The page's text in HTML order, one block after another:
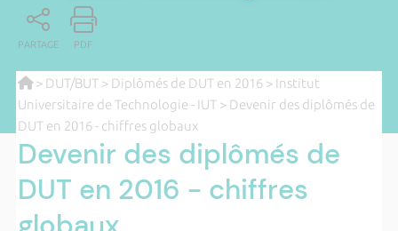
PARTAGE PDF
> DUT/BUT > Diplômés de DUT en 2016> Institut
Universitaire de Technologie - IUT > Devenir des diplômés de
DUT en 2016 - chiffres globaux
Devenir des diplômés de
DUT en 2016 - chiffres